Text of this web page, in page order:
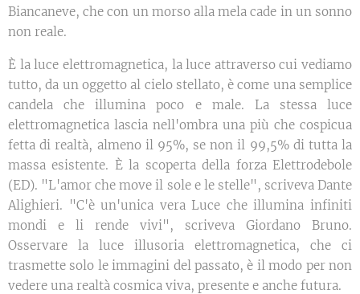
Biancaneve, che con un morso alla mela cade in un sonno
non reale.
È la luce elettromagnetica, la luce attraverso cui vediamo
tutto, da un oggetto al cielo stellato, è come una semplice
candela che illumina poco e male. La stessa luce
elettromagnetica lascia nell'ombra una più che cospicua
fetta di realtà, almeno il 95%, se non il 99,5% di tutta la
massa esistente. È la scoperta della forza Elettrodebole
(ED). "L'amor che move il sole e le stelle", scriveva Dante
Alighieri. "C'è un'unica vera Luce che illumina infiniti
mondi e li rende vivi", scriveva Giordano Bruno.
Osservare la luce illusoria elettromagnetica, che ci
trasmette solo le immagini del passato, è il modo per non
vedere una realtà cosmica viva, presente e anche futura.